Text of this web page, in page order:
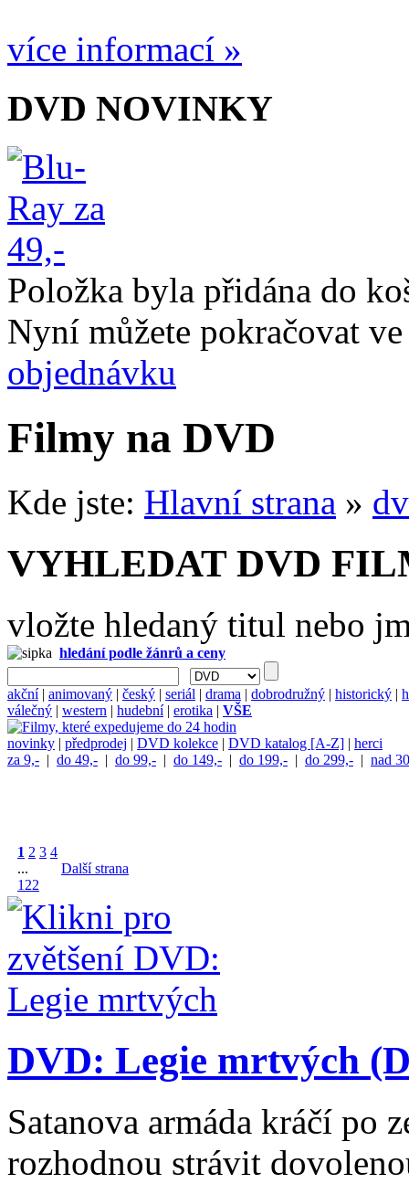
více informací »
DVD NOVINKY
Položka byla přidána do
Nyní můžete pokračovat
objednávku
Filmy na DVD
Kde jste: Hlavní strana »
VYHLEDAT DVD
vložte hledaný titul nebo
hledání podle žánrů a ceny
akční| animovaný | český | seriál | drama | dobrodružný | historický |
válečný | western | hudební| erotika | VŠE
novinky | předprodej | DVD kolekce | DVD katalog [A-Z] | herci
za 9,- | do 49,- | do 99,- | do 149,- | do 199,- | do 299,- | nad
1 2 3 4
...
122
Další strana
DVD: Legie mrtvých
Satanova armáda kráčí po
rozhodnou strávit